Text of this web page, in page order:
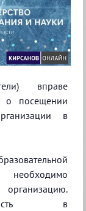
вправе
о посещении
в
необходимо
организацию.
в